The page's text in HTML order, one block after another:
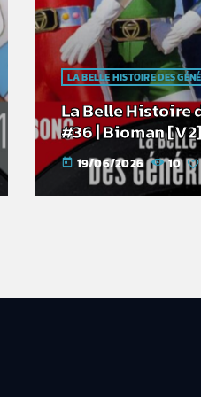
LA BELLE HISTOIRE DES
La Belle Histoire
#36 | Bioman
today 19/06/2026 10